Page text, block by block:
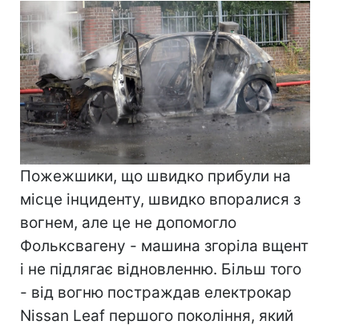
Пожежшики, що швидко прибули на
місце інциденту, швидко впоралися з
вогнем, але це не допомогло
Фольксвагену - машина згоріла вщент
і не підлягає відновленню. Більш того
- від вогню постраждав електрокар
Nissan Leaf першого покоління, який